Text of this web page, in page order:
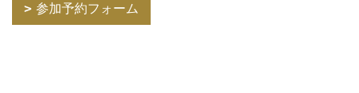
参加予約フォーム